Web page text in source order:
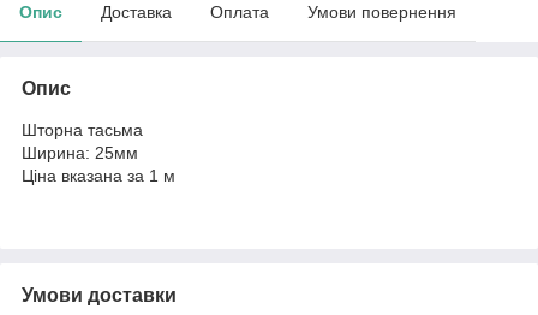
Опис Доставка Оплата Умови повернення
Опис
Шторна тасьма
Ширина: 25мм
Ціна вказана за 1 м
Умови доставки